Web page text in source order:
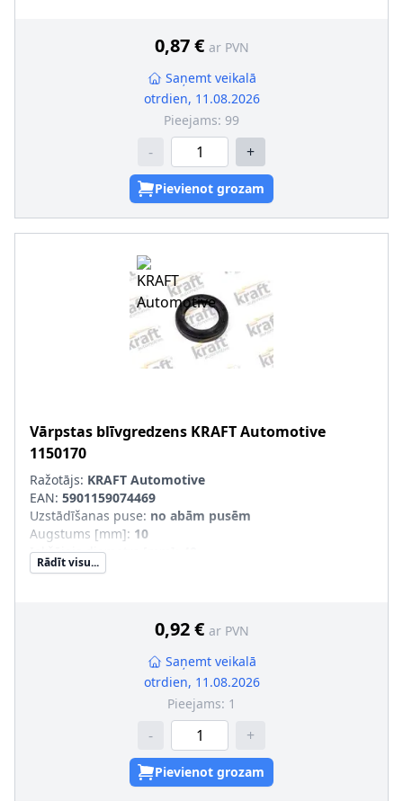
0,87 € ar PVN
Saņemt veikalā
otrdien, 11.08.2026
Pieejams: 99
- +
Pievienot grozam
Vārpstas blīvgredzens KRAFT Automotive
1150170
Ražotājs: KRAFT Automotive
EAN: 5901159074469
Uzstādīšanas puse: no abām pusēm
Augstums [mm]: 10
Iekšējais diametrs [mm]
Ārējais diametrs [mm]
Rādīt visu...
0,92 € ar PVN
Saņemt veikalā
otrdien, 11.08.2026
Pieejams: 1
- +
Pievienot grozam